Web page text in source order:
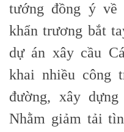
tướng đồng ý
khẩn trương bắt
dự án xây cầu
khai nhiều công
đường, xây
Nhằm giảm tải